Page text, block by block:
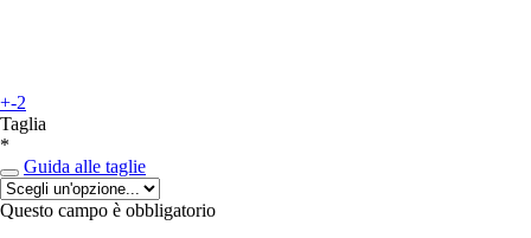
+-2
Taglia
*
Guida alle taglie
Questo campo è obbligatorio